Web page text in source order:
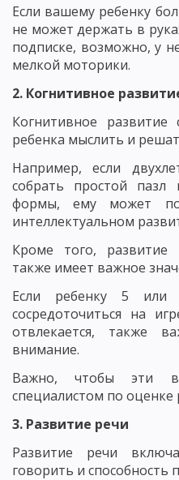
Если вашему ребенку
не может держать в
подписке, возможно, у
мелкой моторики.
2. Когнитивное
Когнитивное развитие
ребенка мыслить и
Например, если
собрать простой
формы, ему может
интеллектуальном
Кроме того,
также имеет важное
Если ребенку 5
сосредоточиться на
отвлекается, также
внимание.
Важно, чтобы эти
специалистом по оценке
3. Развитие речи
Развитие речи
говорить и способность